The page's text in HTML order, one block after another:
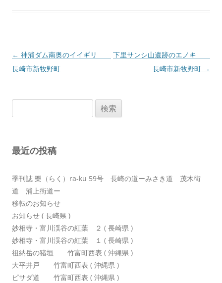
投
稿
ョ
← 神浦ダム南奥のイイギリ
長崎市新牧野町
下里サンシ山遺跡のエノキ
長崎市新牧野町 →
索:
最近の投稿
季刊誌 樂（らく）ra-ku 59号 長崎の道ーみさき道 茂木街
道 浦上街道ー
移転のお知らせ
お知らせ ( 長崎県 )
妙相寺・富川渓谷の紅葉 ２ ( 長崎県 )
妙相寺・富川渓谷の紅葉 １ ( 長崎県 )
祖納岳の猪垣 竹富町西表 ( 沖縄県 )
大平井戸 竹富町西表 ( 沖縄県 )
ピサダ道 竹富町西表 ( 沖縄県 )